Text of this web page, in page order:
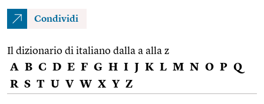
Condividi
Il dizionario di italiano dalla a alla z
A B C D E F G H I J K L M N O P Q
R S T U V W X Y Z